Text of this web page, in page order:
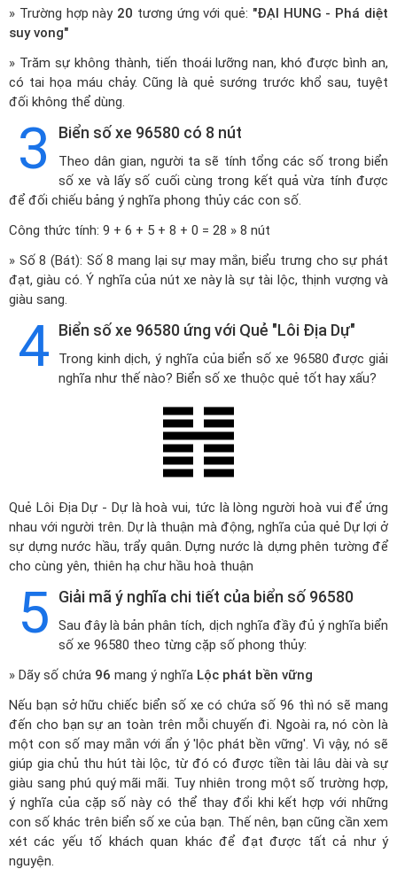
» Trường hợp này 20 tương ứng với quẻ: "ĐẠI HUNG - Phá diệt
suy vong"
» Trăm sự không thành, tiến thoái lưỡng nan, khó được bình an,
có tai họa máu chảy. Cũng là quẻ sướng trước khổ sau, tuyệt
đối không thể dùng.
3 Biển số xe 96580 có 8 nút
Theo dân gian, người ta sẽ tính tổng các số trong biển
số xe và lấy số cuối cùng trong kết quả vừa tính được
để đối chiếu bảng ý nghĩa phong thủy các con số.
Công thức tính: 9 + 6 + 5 + 8 + 0 = 28 » 8 nút
» Số 8 (Bát): Số 8 mang lại sự may mắn, biểu trưng cho sự phát
đạt, giàu có. Ý nghĩa của nút xe này là sự tài lộc, thịnh vượng và
giàu sang.
4 Biển số xe 96580 ứng với Quẻ "Lôi Địa Dự"
Trong kinh dịch, ý nghĩa của biển số xe 96580 được giải
nghĩa như thế nào? Biển số xe thuộc quẻ tốt hay xấu?
Quẻ Lôi Địa Dự - Dự là hoà vui, tức là lòng người hoà vui để ứng
nhau với người trên. Dự là thuận mà động, nghĩa của quẻ Dự lợi ở
sự dựng nước hầu, trẩy quân. Dựng nước là dựng phên tường để
cho cùng yên, thiên hạ chư hầu hoà thuận
5 Giải mã ý nghĩa chi tiết của biển số 96580
Sau đây là bản phân tích, dịch nghĩa đầy đủ ý nghĩa biển
số xe 96580 theo từng cặp số phong thủy:
» Dãy số chứa 96 mang ý nghĩa Lộc phát bền vững
Nếu bạn sở hữu chiếc biển số xe có chứa số 96 thì nó sẽ mang
đến cho bạn sự an toàn trên mỗi chuyến đi. Ngoài ra, nó còn là
một con số may mắn với ẩn ý 'lộc phát bền vững'. Vì vậy, nó sẽ
giúp gia chủ thu hút tài lộc, từ đó có được tiền tài lâu dài và sự
giàu sang phú quý mãi mãi. Tuy nhiên trong một số trường hợp,
ý nghĩa của cặp số này có thể thay đổi khi kết hợp với những
con số khác trên biển số xe của bạn. Thế nên, bạn cũng cần xem
xét các yếu tố khách quan khác để đạt được tất cả như ý
nguyện.